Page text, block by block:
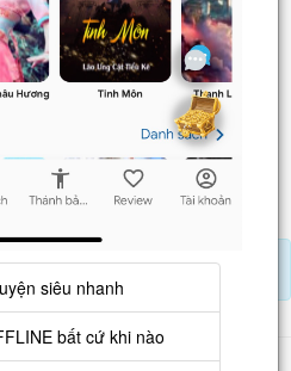
Sau
Thạch
siêu nhanh
bất cứ khi nào